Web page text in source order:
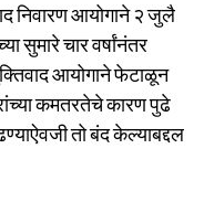
निवारण आयोगाने २ जुलै
सुमारे चार वर्षांनंतर
आयोगाने फेटाळून
कमतरतेचे कारण पुढे
तो बंद केल्याबद्दल